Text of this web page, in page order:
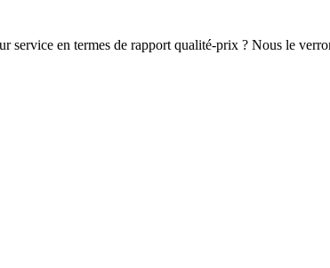
en termes de rapport qualité-prix ? Nous le